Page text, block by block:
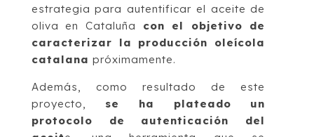
estrategia para autentificar el aceite de
oliva en Cataluña con el objetivo de
caracterizar la producción oleícola
catalana próximamente.
Además, como resultado de este
proyecto, se ha plateado un
protocolo de autenticación del